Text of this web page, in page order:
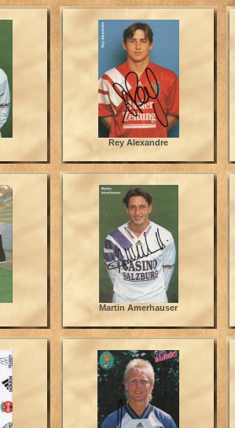
Rey Alexandre
Martin Amerhauser